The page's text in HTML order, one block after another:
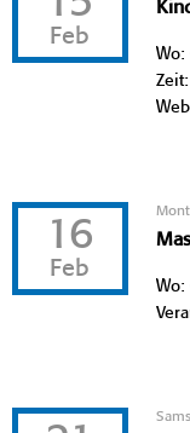
Feb
Wo:
16
Feb
Wo: